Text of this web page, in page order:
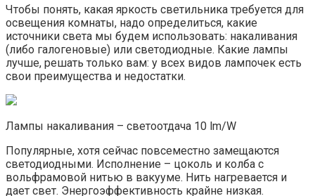
Чтобы понять, какая яркость светильника требуется для
освещения комнаты, надо определиться, какие
источники света мы будем использовать: накаливания
(либо галогеновые) или светодиодные. Какие лампы
лучше, решать только вам: у всех видов лампочек есть
свои преимущества и недостатки.
Лампы накаливания – светоотдача 10 lm/W
Популярные, хотя сейчас повсеместно замещаются
светодиодными. Исполнение – цоколь и колба с
вольфрамовой нитью в вакууме. Нить нагревается и
дает свет. Энергоэффективность крайне низкая.